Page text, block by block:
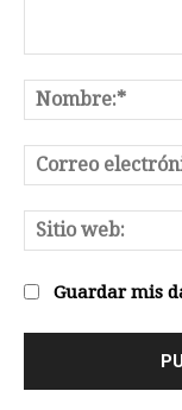
Guardar mis